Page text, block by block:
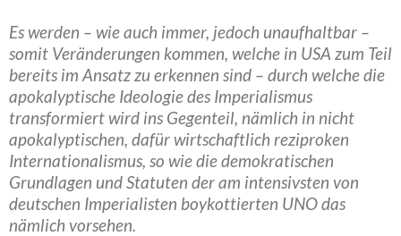
Es werden – wie auch immer, jedoch unaufhaltbar –
somit Veränderungen kommen, welche in USA zum Teil
bereits im Ansatz zu erkennen sind – durch welche die
apokalyptische Ideologie des Imperialismus
transformiert wird ins Gegenteil, nämlich in nicht
apokalyptischen, dafür wirtschaftlich reziproken
Internationalismus, so wie die demokratischen
Grundlagen und Statuten der am intensivsten von
deutschen Imperialisten boykottierten UNO das
nämlich vorsehen.